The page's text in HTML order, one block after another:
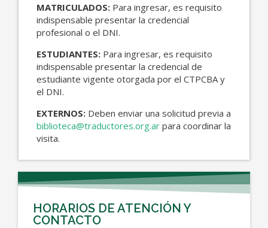
MATRICULADOS: Para ingresar, es requisito
indispensable presentar la credencial
profesional o el DNI.
ESTUDIANTES: Para ingresar, es requisito
indispensable presentar la credencial de
estudiante vigente otorgada por el CTPCBA y
el DNI.
EXTERNOS: Deben enviar una solicitud previa a
biblioteca@traductores.org.ar para coordinar la
visita.
HORARIOS DE ATENCIÓN Y
CONTACTO